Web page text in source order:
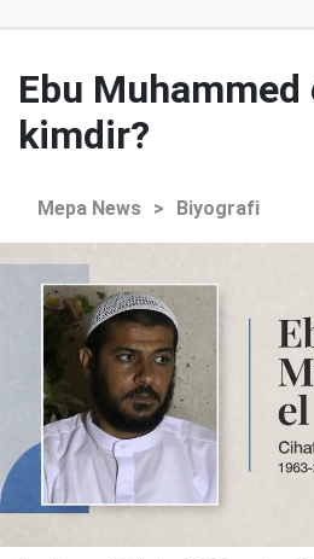
Ebu Muhammed
kimdir?
Mepa News > Biyografi